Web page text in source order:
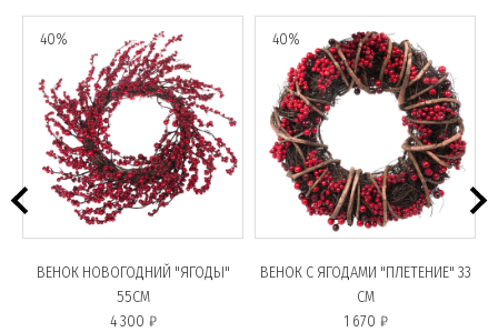
40%
ВЕНОК НОВОГОДНИЙ "ЯГОДЫ"
55СМ
4 300 ₽
40%
ВЕНОК С ЯГОДАМИ "ПЛЕТЕНИЕ" 33
СМ
1 670 ₽